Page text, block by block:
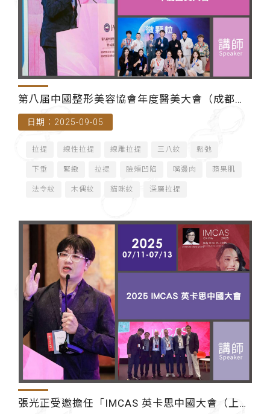
第八届中國整形美容協會年度醫美大會（成都世
紀城國際會議中心）
日期：2025-09-05
拉提 線性拉提 線雕拉提 三八紋 鬆弛
下垂 緊緻 拉提 臉頰凹陷 嘴邊肉 蘋果肌
法令紋 木偶紋 貓咪紋 深層拉提
張光正受邀擔任「IMCAS 英卡思中國大會（上